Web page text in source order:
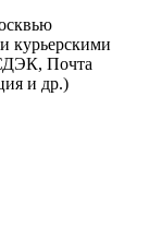
курьерскими
Почта
и др.)